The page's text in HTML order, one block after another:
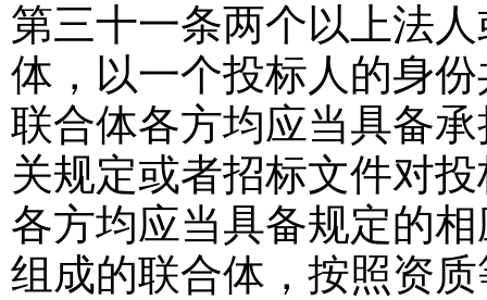
第三十一条两个以上法
体，以一个投标人的身
联合体各方均应当具备
关规定或者招标文件对
各方均应当具备规定的
组成的联合体，按照资